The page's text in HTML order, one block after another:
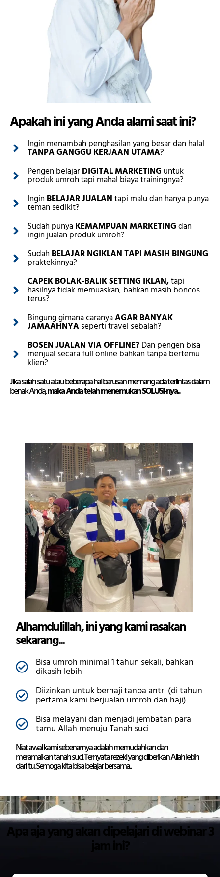
Apakah ini yang Anda alami saat ini?
Ingin menambah penghasilan yang besar dan halal
TANPA GANGGU KERJAAN UTAMA?
Pengen belajarDIGITAL MARKETING untuk
produk umroh tapi mahal biaya trainingnya?
Ingin BELAJAR JUALANtapi malu dan hanya punya
teman sedikit?
Sudah punyaKEMAMPUAN MARKETINGdan
ingin jualan produk umroh?
Sudah BELAJAR NGIKLAN TAPI MASIH BINGUNG
praktekinnya?
CAPEK BOLAK-BALIK SETTING IKLAN,tapi
hasilnya tidak memuaskan, bahkan masih boncos
terus?
Bingung gimana caranyaAGAR BANYAK
JAMAAHNYAseperti travel sebalah?
BOSEN JUALAN VIA OFFLINE?Dan pengen bisa
menjual secara full online bahkan tanpa bertemu
klien?
Jika salah satu atau beberapa hal barusan memang ada terlintas dalam
benak Anda,maka Anda telah menemukan SOLUSI-nya..
Alhamdulillah, ini yang kami rasakan
sekarang...
Bisa umroh minimal 1 tahun sekali, bahkan
dikasih lebih
Diizinkan untuk berhaji tanpa antri (di tahun
pertama kami berjualan umroh dan haji)
Bisa melayani dan menjadi jembatan para
tamu Allah menuju Tanah suci
Niat awal kami sebenarnya adalah memudahkan dan
meramaikan tanah suci. Ternyata rezeki yang diberikan Allah lebih
dari itu. Semoga kita bisa belajar bersama...
Apa aja yang akan dipelajari di webinar 3